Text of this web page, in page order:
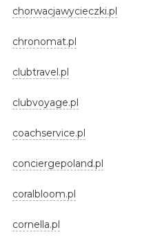
chorwacjawycieczki.pl
chronomat.pl
clubtravel.pl
clubvoyage.pl
coachservice.pl
conciergepoland.pl
coralbloom.pl
cornella.pl